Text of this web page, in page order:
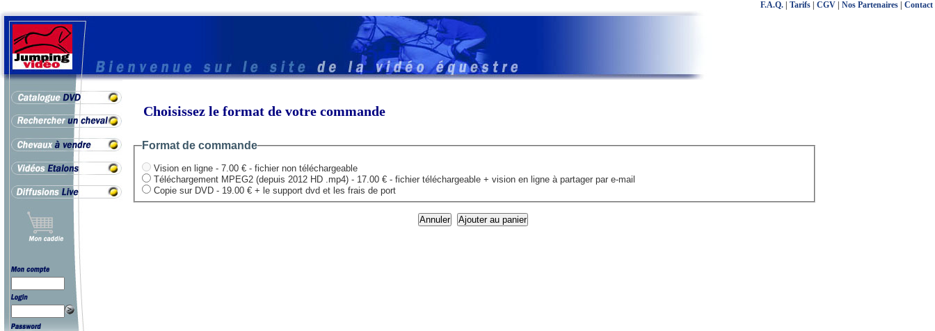
F.A.Q. Tarifs CGV Nos Partenaires Contact
Choisissez le format de votre commande
Format de commande
Vision en ligne - 7.00 € - fichier non téléchargeable
Téléchargement MPEG2 (depuis 2012 HD .mp4) - 17.00 € - fichier téléchargeable + vision en ligne à partager par e-mail
Copie sur DVD - 19.00 € + le support dvd et les frais de port